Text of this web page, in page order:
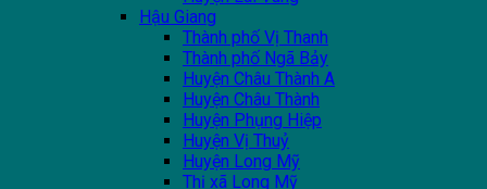
Hậu Giang
Thành phố Vị Thanh
Thành phố Ngã Bảy
Huyện Châu Thành A
Huyện Châu Thành
Huyện Phụng Hiệp
Huyện Vị Thuỷ
Huyện Long Mỹ
Thị xã Long Mỹ